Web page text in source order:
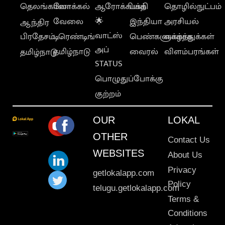
தெலங்கானா
ஆந்திர
பிரதேசம்
தமிழ்நாடு
லோக்கல்
வேலை
டிரெண்டிங்
தமிழ்நாடு
ஆரோக்கியம்
🌟
வாட்ஸ்
அப்
STATUS
பொழுதுப்போக்கு
குற்றம்
பக்தி
இந்தியா
பெண்களுக்காக
வைரல்
தொழில்நுட்பம்
அரசியல்
வாழ்த்துக்கள்
விளம்பரங்கள்
OUR
OTHER
WEBSITES
getlokalapp.com
telugu.getlokalapp.com
LOKAL
Contact Us
About Us
Privacy
Policy
Terms &
Conditions